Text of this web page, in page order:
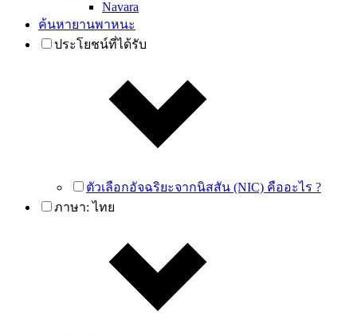
Navara
ค้นหายานพาหนะ
ประโยชน์ที่ได้รับ
ตัวเลือกอัจฉริยะจากนิสสัน (NIC) คืออะไร ?
ภาษา:ไทย